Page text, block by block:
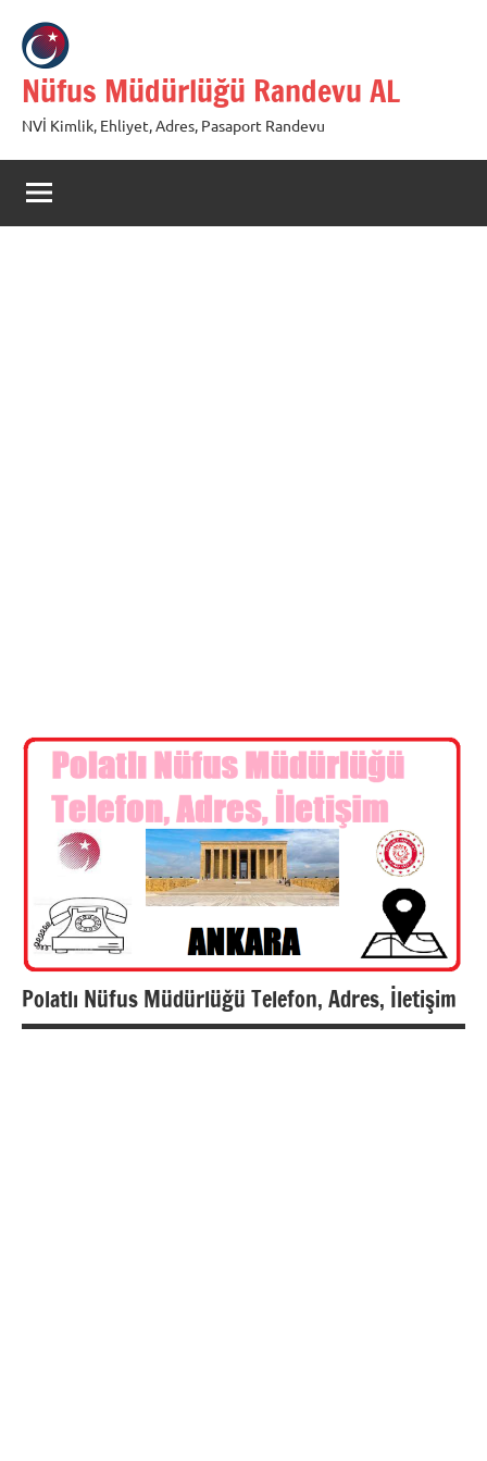
geç
Nüfus Müdürlüğü Randevu AL
NVİ Kimlik, Ehliyet, Adres, Pasaport Randevu
Polatlı Nüfus Müdürlüğü Telefon, Adres, İletişim